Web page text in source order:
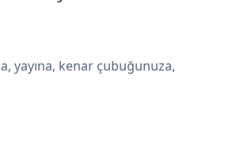
yayına, kenar çubuğunuza,